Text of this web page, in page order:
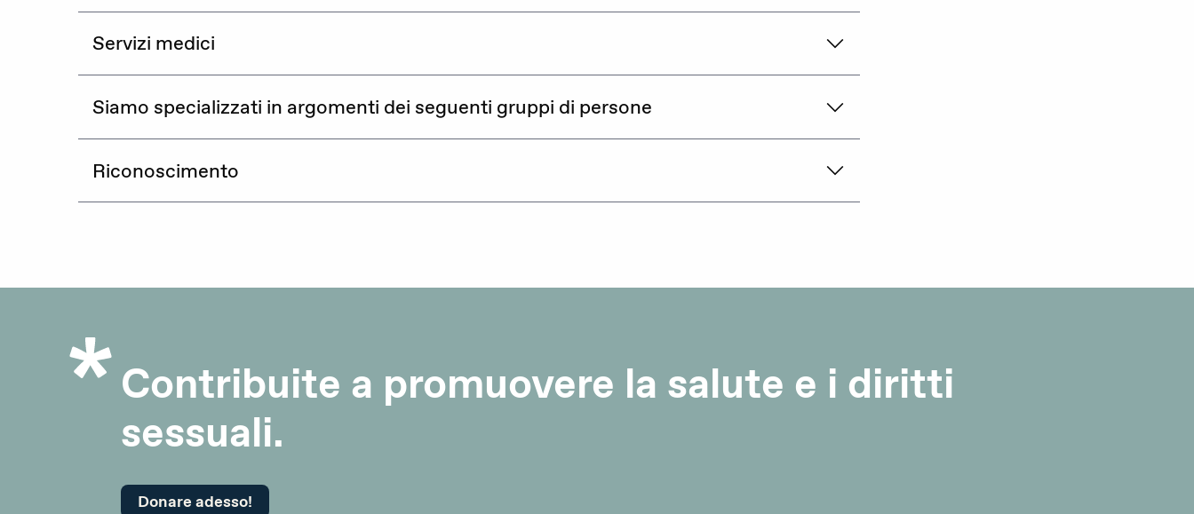
Donare adesso
Servizi medici
Siamo specializzati in argomenti dei seguenti gruppi di persone
Riconoscimento
Contribuite a promuovere la salute e i diritti
sessuali.
Donare adesso!